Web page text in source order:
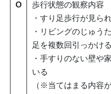
O
歩行状態の観察内容
・すり足歩行が見ら
・リビングのじゅう
足を複数回引っかける
・手すりのない壁や
いる
（※当てはまる内容